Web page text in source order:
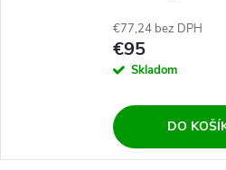
€77,24 bez DPH
€95
Skladom
DO